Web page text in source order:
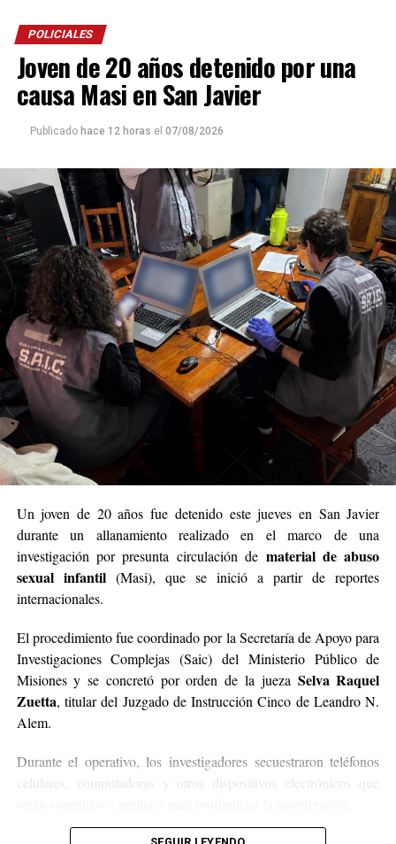
POLICIALES
Joven de 20 años detenido por una
causa Masi en San Javier
Publicado hace 12 horas el 07/08/2026
Un joven de 20 años fue detenido este jueves en San Javier
durante un allanamiento realizado en el marco de una
investigación por presunta circulación de material de abuso
sexual infantil(Masi), que se inició a partir de reportes
internacionales.
El procedimiento fue coordinado por la Secretaría de Apoyo para
Investigaciones Complejas (Saic) del Ministerio Público de
Misiones y se concretó por orden de la jueza Selva Raquel
Zuetta, titular del Juzgado de Instrucción Cinco de Leandro N.
Alem.
Durante el operativo, los investigadores secuestraron teléfonos
celulares, computadoras y otros dispositivos electrónicos que